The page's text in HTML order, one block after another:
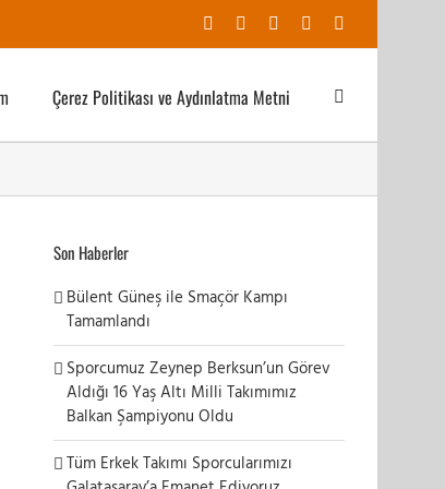
Facebook YouTubeInstagram
Çerez Politikası ve Aydınlatma Metni
Son Haberler
Bülent Güneş ile Smaçör Kampı
Tamamlandı
Sporcumuz Zeynep Berksun’un Görev
Aldığı 16 Yaş Altı Milli Takımımız
Balkan Şampiyonu Oldu
Tüm Erkek Takımı Sporcularımızı